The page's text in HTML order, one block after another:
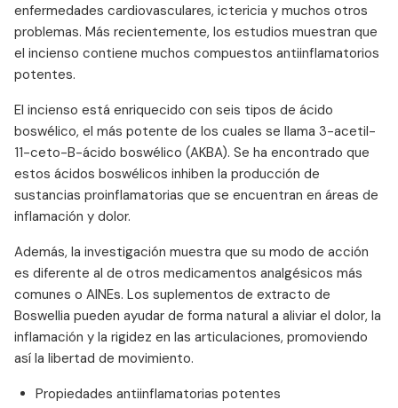
enfermedades cardiovasculares, ictericia y muchos otros
problemas. Más recientemente, los estudios muestran que
el incienso contiene muchos compuestos antiinflamatorios
potentes.
El incienso está enriquecido con seis tipos de ácido
boswélico, el más potente de los cuales se llama 3-acetil-
11-ceto-B-ácido boswélico (AKBA). Se ha encontrado que
estos ácidos boswélicos inhiben la producción de
sustancias proinflamatorias que se encuentran en áreas de
inflamación y dolor.
Además, la investigación muestra que su modo de acción
es diferente al de otros medicamentos analgésicos más
comunes o AINEs. Los suplementos de extracto de
Boswellia pueden ayudar de forma natural a aliviar el dolor, la
inflamación y la rigidez en las articulaciones, promoviendo
así la libertad de movimiento.
Propiedades antiinflamatorias potentes